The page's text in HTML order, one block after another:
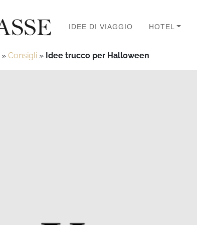
IDEE DI VIAGGIO HOTEL
» Consigli » Idee trucco per Halloween